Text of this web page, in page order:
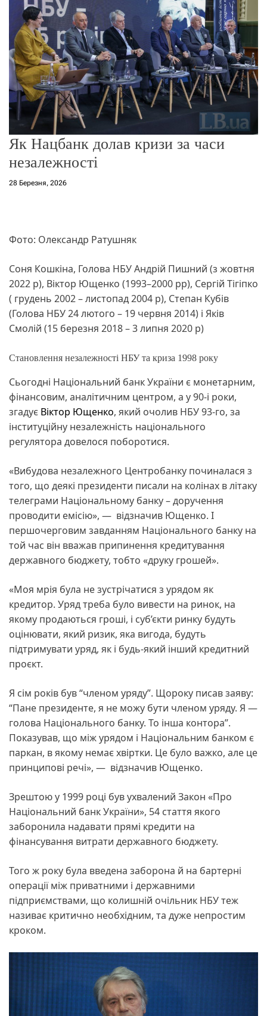
о
е
ж
и
м
у
Як Нацбанк долав кризи за часи
незалежності
28 Березня, 2026
Фото: Олександр Ратушняк
Cоня Кошкіна, Голова НБУ Андрій Пишний (з жовтня
2022 р), Віктор Ющенко (1993–2000 рр), Сергій Тігіпко
( грудень 2002 – листопад 2004 р), Степан Кубів
(Голова НБУ 24 лютого – 19 червня 2014) і Яків
Смолій (15 березня 2018 – 3 липня 2020 р)
Становлення незалежності НБУ та криза 1998 року
Сьогодні Національний банк України є монетарним,
фінансовим, аналітичним центром, а у 90-і роки,
згадує Віктор Ющенко, який очолив НБУ 93-го, за
інституційну незалежність національного
регулятора довелося поборотися.
«Вибудова незалежного Центробанку починалася з
того, що деякі президенти писали на колінах в літаку
телеграми Національному банку – доручення
проводити емісію», — відзначив Ющенко. І
першочерговим завданням Національного банку на
той час він вважав припинення кредитування
державного бюджету, тобто «друку грошей».
«Моя мрія була не зустрічатися з урядом як
кредитор. Уряд треба було вивести на ринок, на
якому продаються гроші, і суб’єкти ринку будуть
оцінювати, який ризик, яка вигода, будуть
підтримувати уряд, як і будь-який інший кредитний
проєкт.
Я сім років був “членом уряду”. Щороку писав заяву:
“Пане президенте, я не можу бути членом уряду. Я —
голова Національного банку. То інша контора”.
Показував, що між урядом і Національним банком є
паркан, в якому немає хвіртки. Це було важко, але це
принципові речі», — відзначив Ющенко.
Зрештою у 1999 році був ухвалений Закон «Про
Національний банк України», 54 стаття якого
заборонила надавати прямі кредити на
фінансування витрати державного бюджету.
Того ж року була введена заборона й на бартерні
операції між приватними і державними
підприємствами, що колишній очільник НБУ теж
називає критично необхідним, та дуже непростим
кроком.